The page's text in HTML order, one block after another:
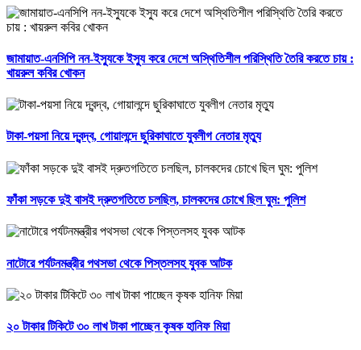
জামায়াত-এনসিপি নন-ইস্যুকে ইস্যু করে দেশে অস্থিতিশীল পরিস্থিতি তৈরি করতে চায় :
খায়রুল কবির খোকন
টাকা-পয়সা নিয়ে দ্বন্দ্ব, গোয়ালন্দে ছুরিকাঘাতে যুবলীগ নেতার মৃত্যু
ফাঁকা সড়কে দুই বাসই দ্রুতগতিতে চলছিল, চালকদের চোখে ছিল ঘুম: পুলিশ
নাটোরে পর্যটনমন্ত্রীর পথসভা থেকে পিস্তলসহ যুবক আটক
২০ টাকার টিকিটে ৩০ লাখ টাকা পাচ্ছেন কৃষক হানিফ মিয়া